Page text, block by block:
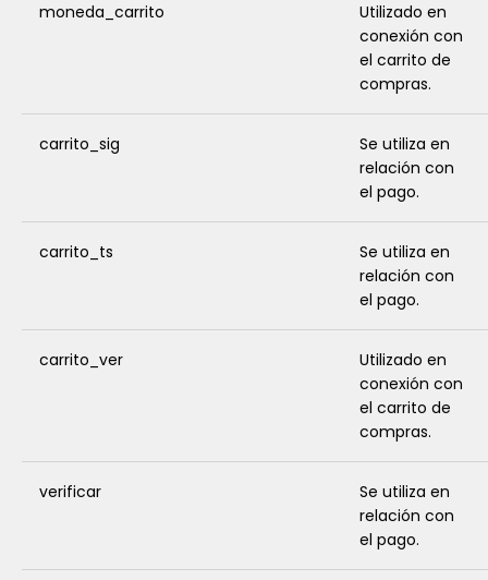
moneda_carrito
Utilizado en
conexión con
el carrito de
compras.
carrito_sig
Se utiliza en
relación con
el pago.
carrito_ts
Se utiliza en
relación con
el pago.
carrito_ver
Utilizado en
conexión con
el carrito de
compras.
verificar
Se utiliza en
relación con
el pago.